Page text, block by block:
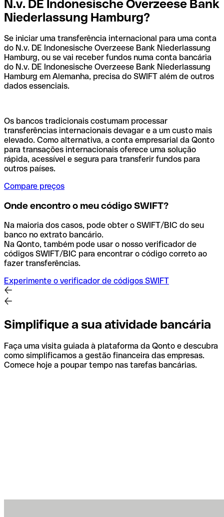
N.v. DE Indonesische Overzeese Bank
Niederlassung Hamburg?
Se iniciar uma transferência internacional para uma conta
do N.v. DE Indonesische Overzeese Bank Niederlassung
Hamburg, ou se vai receber fundos numa conta bancária
do N.v. DE Indonesische Overzeese Bank Niederlassung
Hamburg em Alemanha, precisa do SWIFT além de outros
dados essenciais.
Os bancos tradicionais costumam processar
transferências internacionais devagar e a um custo mais
elevado. Como alternativa, a conta empresarial da Qonto
para transações internacionais oferece uma solução
rápida, acessível e segura para transferir fundos para
outros países.
Compare preços
Onde encontro o meu código SWIFT?
Na maioria dos casos, pode obter o SWIFT/BIC do seu
banco no extrato bancário.
Na Qonto, também pode usar o nosso verificador de
códigos SWIFT/BIC para encontrar o código correto ao
fazer transferências.
Experimente o verificador de códigos SWIFT
Simplifique a sua atividade bancária
Faça uma visita guiada à plataforma da Qonto e descubra
como simplificamos a gestão financeira das empresas.
Comece hoje a poupar tempo nas tarefas bancárias.